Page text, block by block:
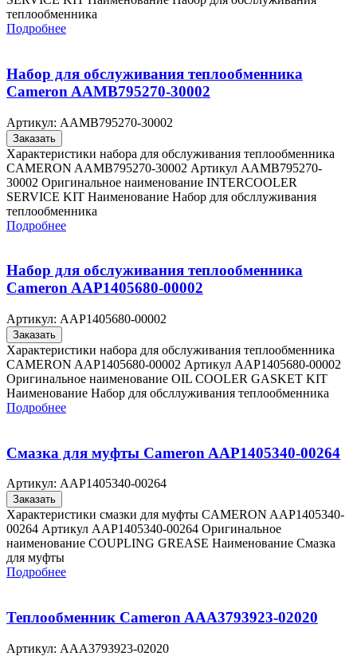
теплообменника
Подробнее
Набор для обслуживания теплообменника
Cameron AAMB795270-30002
Артикул: AAMB795270-30002
Заказать
Характеристики набора для обслуживания теплообменника
CAMERON AAMB795270-30002 Артикул AAMB795270-
30002 Оригинальное наименование INTERCOOLER
SERVICE KIT Наименование Набор для обсллуживания
теплообменника
Подробнее
Набор для обслуживания теплообменника
Cameron AAP1405680-00002
Артикул: AAP1405680-00002
Заказать
Характеристики набора для обслуживания теплообменника
CAMERON AAP1405680-00002 Артикул AAP1405680-00002
Оригинальное наименование OIL COOLER GASKET KIT
Наименование Набор для обсллуживания теплообменника
Подробнее
Смазка для муфты Cameron AAP1405340-00264
Артикул: AAP1405340-00264
Заказать
Характеристики смазки для муфты CAMERON AAP1405340-
00264 Артикул AAP1405340-00264 Оригинальное
наименование COUPLING GREASE Наименование Смазка
для муфты
Подробнее
Теплообменник Cameron AAA3793923-02020
Артикул: AAA3793923-02020